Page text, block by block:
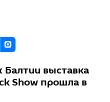
Балтии выставка
Show прошла в